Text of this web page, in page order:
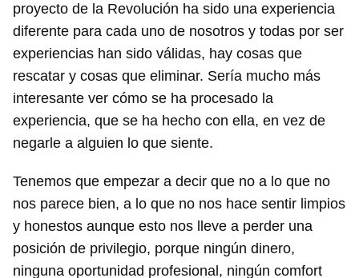
proyecto de la Revolución ha sido una experiencia
diferente para cada uno de nosotros y todas por ser
experiencias han sido válidas, hay cosas que
rescatar y cosas que eliminar. Sería mucho más
interesante ver cómo se ha procesado la
experiencia, que se ha hecho con ella, en vez de
negarle a alguien lo que siente.
Tenemos que empezar a decir que no a lo que no
nos parece bien, a lo que no nos hace sentir limpios
y honestos aunque esto nos lleve a perder una
posición de privilegio, porque ningún dinero,
ninguna oportunidad profesional, ningún comfort